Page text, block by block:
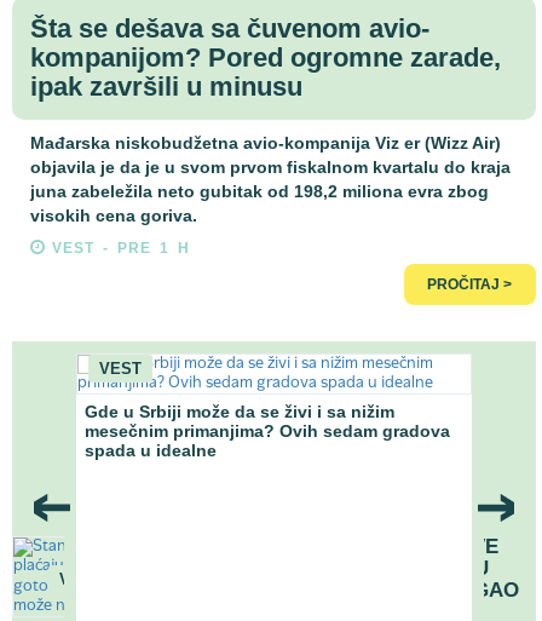
Šta se dešava sa čuvenom avio-
kompanijom? Pored ogromne zarade,
ipak završili u minusu
Mađarska niskobudžetna avio-kompanija Viz er (Wizz Air)
objavila je da je u svom prvom fiskalnom kvartalu do kraja
juna zabeležila neto gubitak od 198,2 miliona evra zbog
visokih cena goriva.
VEST - PRE 1 H
PROČITAJ >
VEST
Gde u Srbiji može da se živi i sa nižim
mesečnim primanjima? Ovih sedam gradova
spada u idealne
VEST
STANARI VIŠE OD DVE
GODINE NE PLAĆAJU
KIRIJU - DUG DOSTIGAO